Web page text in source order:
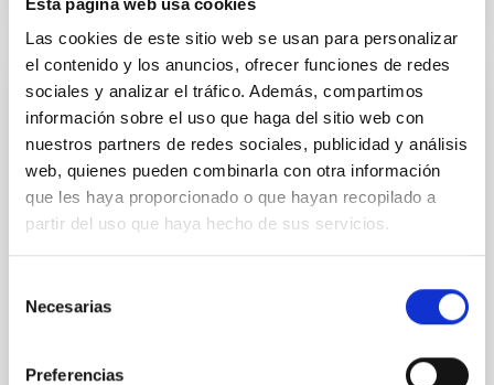
Las cookies de este sitio web se usan para personalizar
el contenido y los anuncios, ofrecer funciones de redes
sociales y analizar el tráfico. Además, compartimos
información sobre el uso que haga del sitio web con
nuestros partners de redes sociales, publicidad y análisis
web, quienes pueden combinarla con otra información
que les haya proporcionado o que hayan recopilado a
partir del uso que haya hecho de sus servicios.
Necesarias
Preferencias
PUBLICACIÓN
JWST Photometric Time-delay and
Magnification Measurements for the Triply
Imaged Type Ia "SN H0pe" at z = 1.78
Supernova (SN) SN H0pe is a gravitationally lensed,
triply imaged, Type Ia SN (SN Ia) discovered in James
G165.7+67.0...